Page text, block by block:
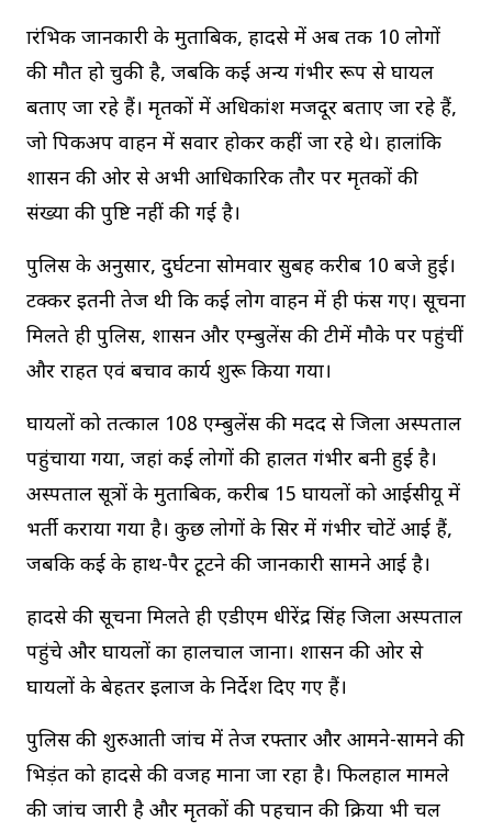
प्रारंभिक जानकारी के मुताबिक, हादसे में अब तक 10 लोगों
की मौत हो चुकी है, जबकि कई अन्य गंभीर रूप से घायल
बताए जा रहे हैं। मृतकों में अधिकांश मजदूर बताए जा रहे हैं,
जो पिकअप वाहन में सवार होकर कहीं जा रहे थे। हालांकि
प्रशासन की ओर से अभी आधिकारिक तौर पर मृतकों की
संख्या की पुष्टि नहीं की गई है।
पुलिस के अनुसार, दुर्घटना सोमवार सुबह करीब 10 बजे हुई।
टक्कर इतनी तेज थी कि कई लोग वाहन में ही फंस गए। सूचना
मिलते ही पुलिस, प्रशासन और एम्बुलेंस की टीमें मौके पर पहुंचीं
और राहत एवं बचाव कार्य शुरू किया गया।
घायलों को तत्काल 108 एम्बुलेंस की मदद से जिला अस्पताल
पहुंचाया गया, जहां कई लोगों की हालत गंभीर बनी हुई है।
अस्पताल सूत्रों के मुताबिक, करीब 15 घायलों को आईसीयू में
भर्ती कराया गया है। कुछ लोगों के सिर में गंभीर चोटें आई हैं,
जबकि कई के हाथ-पैर टूटने की जानकारी सामने आई है।
हादसे की सूचना मिलते ही एडीएम धीरेंद्र सिंह जिला अस्पताल
पहुंचे और घायलों का हालचाल जाना। प्रशासन की ओर से
घायलों के बेहतर इलाज के निर्देश दिए गए हैं।
पुलिस की शुरुआती जांच में तेज रफ्तार और आमने-सामने की
भिड़ंत को हादसे की वजह माना जा रहा है। फिलहाल मामले
की जांच जारी है और मृतकों की पहचान की प्रक्रिया भी चल